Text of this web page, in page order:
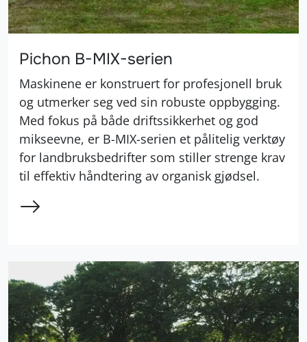
Pichon B-MIX-serien
Maskinene er konstruert for profesjonell bruk
og utmerker seg ved sin robuste oppbygging.
Med fokus på både driftssikkerhet og god
mikseevne, er B-MIX-serien et pålitelig verktøy
for landbruksbedrifter som stiller strenge krav
til effektiv håndtering av organisk gjødsel.